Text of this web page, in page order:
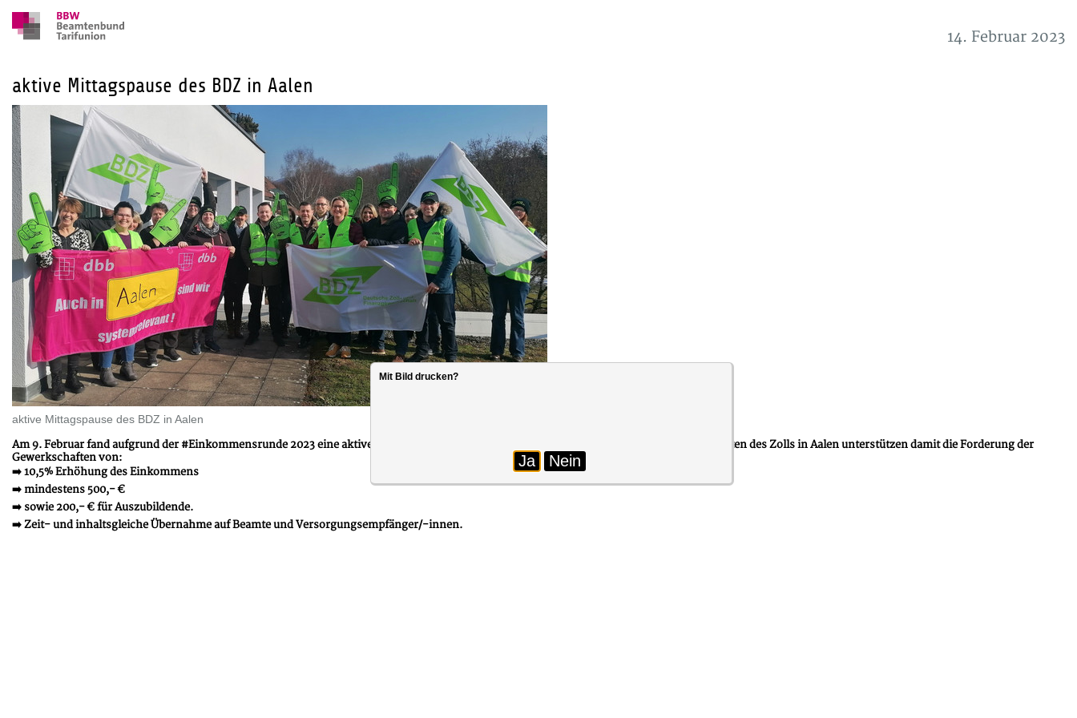
14. Februar 2023
aktive Mittagspause des BDZ in Aalen
aktive Mittagspause des BDZ in Aalen
Am 9. Februar fand aufgrund der #Einkommensrunde 2023 eine aktive Mittagspause des BDZ in Aalen statt. Beschäftigte aus allen Sachgebieten des Zolls in Aalen unterstützen damit die Forderung der
Gewerkschaften von:
➡️ 10,5% Erhöhung des Einkommens
➡️ mindestens 500,- €
➡️ sowie 200,- € für Auszubildende.
➡️ Zeit- und inhaltsgleiche Übernahme auf Beamte und Versorgungsempfänger/-innen.
Mit Bild drucken?
Ja Nein